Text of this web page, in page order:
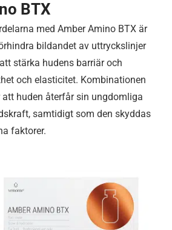
BTX
med Amber Amino BTX är
bildandet av uttryckslinjer
stärka hudens barriär och
och elasticitet. Kombinationen
att huden återfår sin ungdomliga
samtidigt som den skyddas
faktorer.